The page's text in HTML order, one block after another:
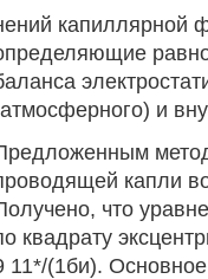
капиллярной
и
капли
что
квадрату
11*/(1би).